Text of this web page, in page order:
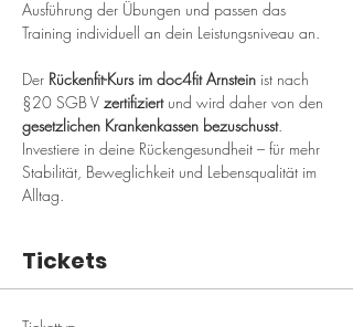
Ausführung der Übungen und passen das
Training individuell an dein Leistungsniveau an.
Der Rückenfit-Kurs im doc4fit Arnstein ist nach
§20 SGB V zertifiziert und wird daher von den
gesetzlichen Krankenkassen bezuschusst.
Investiere in deine Rückengesundheit – für mehr
Stabilität, Beweglichkeit und Lebensqualität im
Alltag.
Tickets